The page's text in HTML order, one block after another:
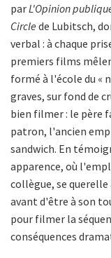
parL'Opinion
Circle de Lubitsch,
verbal : à chaque
premiers films
formé à l'école du «
graves, sur fond de
bien filmer : le père
patron, l'ancien
sandwich. En
apparence, où
collègue, se
avant d'être à son
pour filmer la
conséquences